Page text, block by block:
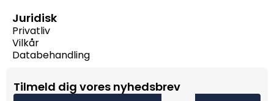
Juridisk
Privatliv
Vilkår
Databehandling
Tilmeld dig vores nyhedsbrev